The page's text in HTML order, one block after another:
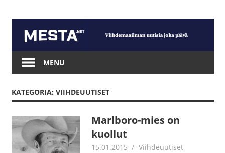
content
Mesta.net
MENU
KATEGORIA: VIIHDEUUTISET
Marlboro-mies on
kuollut
15.01.2015 mestanet
Viihdeuutiset